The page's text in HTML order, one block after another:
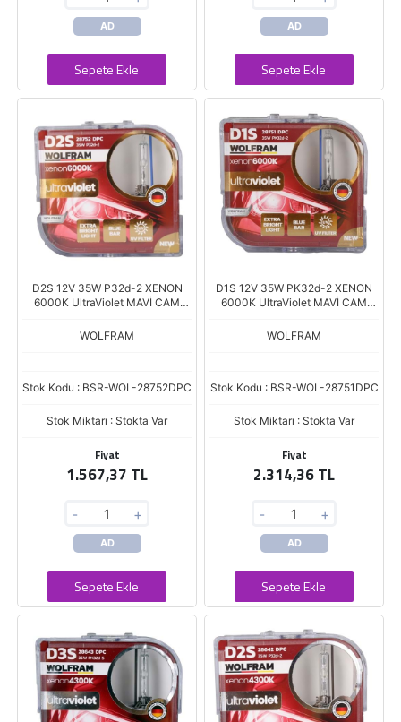
AD
Sepete Ekle
AD
Sepete Ekle
D2S 12V 35W P32d-2 XENON
6000K UltraViolet MAVİ CAM
WOLFRAM
Stok Kodu : BSR-WOL-28752DPC
Stok Miktarı : Stokta Var
Fiyat
1.567,37 TL
- +
AD
Sepete Ekle
D1S 12V 35W PK32d-2 XENON
6000K UltraViolet MAVİ CAM
WOLFRAM
Stok Kodu : BSR-WOL-28751DPC
Stok Miktarı : Stokta Var
Fiyat
2.314,36 TL
- +
AD
Sepete Ekle